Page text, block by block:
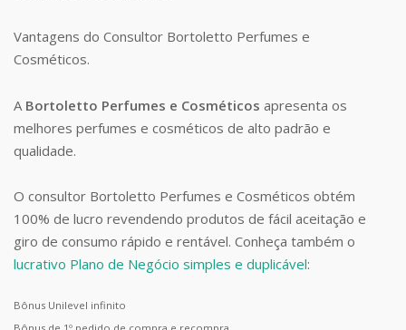
Vantagens do Consultor Bortoletto Perfumes e
Cosméticos.
A Bortoletto Perfumes e Cosméticos apresenta os
melhores perfumes e cosméticos de alto padrão e
qualidade.
O consultor Bortoletto Perfumes e Cosméticos obtém
100% de lucro revendendo produtos de fácil aceitação e
giro de consumo rápido e rentável. Conheça também o
lucrativo Plano de Negócio simples e duplicável:
Bônus Unilevel infinito